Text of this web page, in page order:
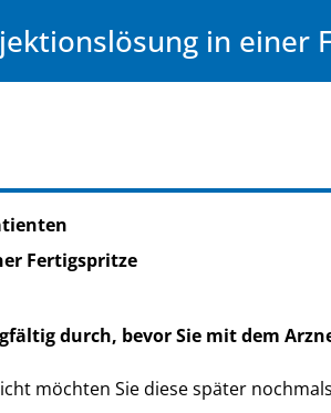
in einer
Fertigspritze
durch, bevor Sie mit dem
möchten Sie diese später